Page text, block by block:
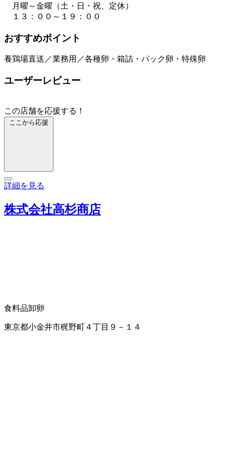
月曜～金曜（土・日・祝、定休）
１３：００～１９：００
おすすめポイント
養鶏場直送／業務用／各種卵・箱詰・パック卵・特殊卵
ユーザーレビュー
この店舗を応援する！
ここから応援
詳細を見る
株式会社高杉商店
食料品卸卵
東京都小金井市梶野町４丁目９－１４